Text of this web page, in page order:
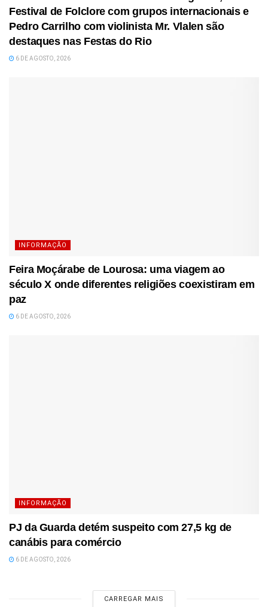
Festival de Folclore com grupos internacionais e
Pedro Carrilho com violinista Mr. Vlalen são
destaques nas Festas do Rio
6 DE AGOSTO, 2026
INFORMAÇÃO
Feira Moçárabe de Lourosa: uma viagem ao
século X onde diferentes religiões coexistiram em
paz
6 DE AGOSTO, 2026
INFORMAÇÃO
PJ da Guarda detém suspeito com 27,5 kg de
canábis para comércio
6 DE AGOSTO, 2026
CARREGAR MAIS